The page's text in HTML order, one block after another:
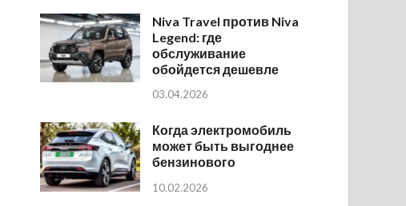
Niva Travel против Niva
Legend: где
обслуживание
обойдется дешевле
03.04.2026
Когда электромобиль
может быть выгоднее
бензинового
10.02.2026